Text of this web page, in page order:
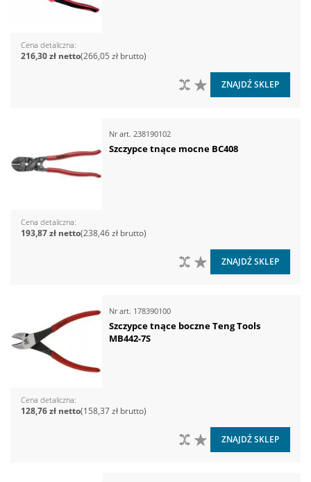
Cena detaliczna
266,05 zł
216,30 zł
DO LISTY ŻYCZEŃ
DO PORÓWNANIA
ZNAJDŹ SKLEP
Nr art. 238190102
Szczypce tnące mocne BC408
Cena detaliczna
238,46 zł
193,87 zł
DO LISTY ŻYCZEŃ
DO PORÓWNANIA
ZNAJDŹ SKLEP
Nr art. 178390100
Szczypce tnące boczne Teng Tools
MB442-7S
Cena detaliczna
158,37 zł
128,76 zł
DO LISTY ŻYCZEŃ
DO PORÓWNANIA
ZNAJDŹ SKLEP